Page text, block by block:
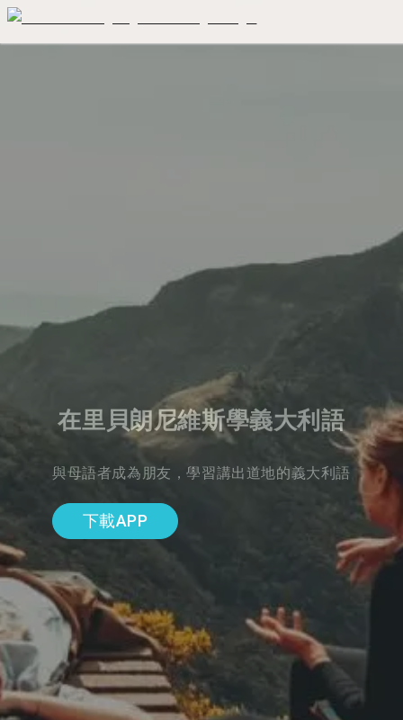
在里貝朗尼維斯學義大利語
與母語者成為朋友，學習講出道地的義大利語
下載APP